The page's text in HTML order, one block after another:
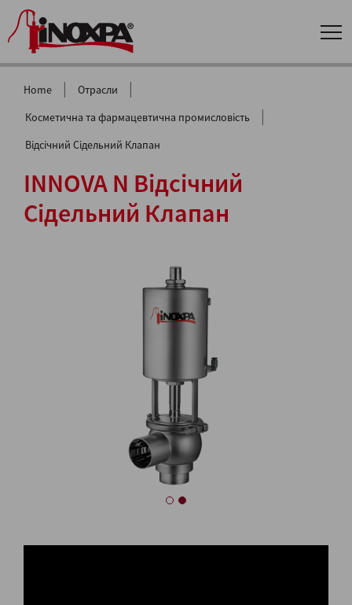
Home | Отрасли |
Косметична та фармацевтична промисловість |
Відсічний Сідельний Клапан
INNOVA N Відсічний
Сідельний Клапан